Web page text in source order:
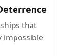
that
impossible